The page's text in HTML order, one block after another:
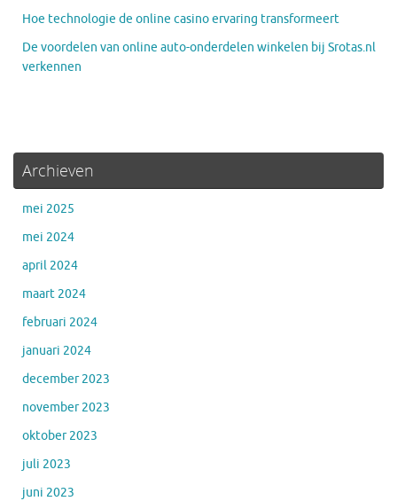
Hoe technologie de online casino ervaring transformeert
De voordelen van online auto-onderdelen winkelen bij Srotas.nl
verkennen
Archieven
mei 2025
mei 2024
april 2024
maart 2024
februari 2024
januari 2024
december 2023
november 2023
oktober 2023
juli 2023
juni 2023